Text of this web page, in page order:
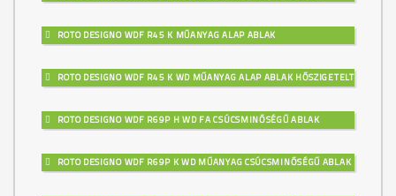
ROTO DESIGNO WDF R45 K MŰANYAG ALAP ABLAK
ROTO DESIGNO WDF R45 K WD MŰANYAG ALAP ABLAK HŐSZIGETELT
ROTO DESIGNO WDF R69P H WD FA CSÚCSMINŐSÉGŰ ABLAK
ROTO DESIGNO WDF R69P K WD MŰANYAG CSÚCSMINŐSÉGŰ ABLAK